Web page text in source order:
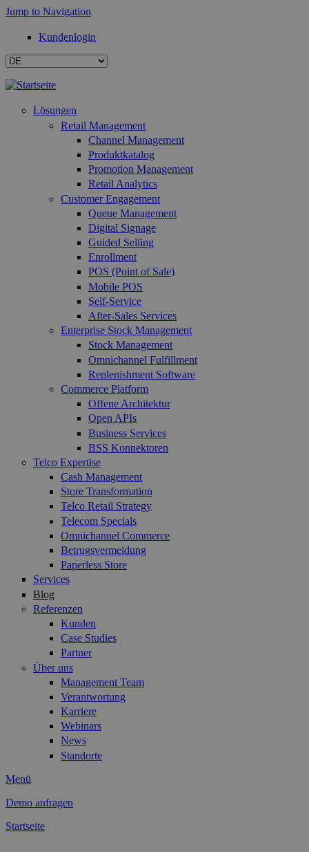
Jump to Navigation
Kundenlogin
Lösungen
Retail Management
Channel Management
Produktkatalog
Promotion Management
Retail Analytics
Customer Engagement
Queue Management
Digital Signage
Guided Selling
Enrollment
POS (Point of Sale)
Mobile POS
Self-Service
After-Sales Services
Enterprise Stock Management
Stock Management
Omnichannel Fulfillment
Replenishment Software
Commerce Platform
Offene Architektur
Open APIs
Business Services
BSS Konnektoren
Telco Expertise
Cash Management
Store Transformation
Telco Retail Strategy
Telecom Specials
Omnichannel Commerce
Betrugsvermeidung
Paperless Store
Services
Blog
Referenzen
Kunden
Case Studies
Partner
Über uns
Management Team
Verantwortung
Karriere
Webinars
News
Standorte
Menü
Demo anfragen
Startseite